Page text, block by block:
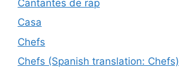
Cantantes de rap
Casa
Chefs
Chefs (Spanish translation: Chefs)